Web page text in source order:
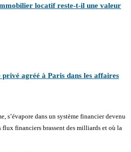
locatif reste-t-il une valeur
agréé à Paris dans les affaires
s’évapore dans un système financier devenu
financiers brassent des milliards et où la